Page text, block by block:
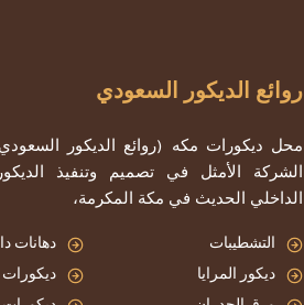
روائع الديكور السعودي
محل ديكورات مكه (روائع الديكور
الشركة الأمثل في تصميم وتنفيذ
الداخلي الحديث في مكة المكرمة،
التشطيبات
دهانات
ديكور المرايا